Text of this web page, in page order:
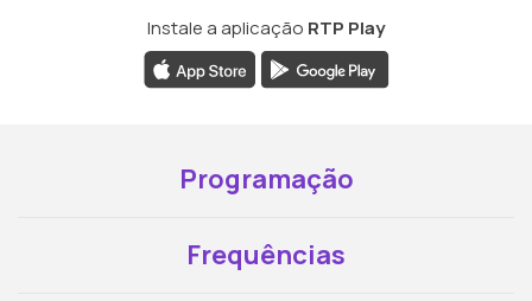
Instale a aplicação RTP Play
Programação
Frequências